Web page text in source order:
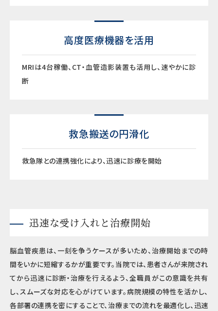
高度医療機器を活用
MRIは4台稼働、CT・血管造影装置も活用し、速やかに診
断
救急搬送の円滑化
救急隊との連携強化により、迅速に診療を開始
迅速な受け入れと治療開始
脳血管疾患は、一刻を争うケースが多いため、治療開始までの時
間をいかに短縮するかが重要です。当院では、患者さんが来院され
てから迅速に診断・治療を行えるよう、全職員がこの意識を共有
し、スムーズな対応を心がけています。病院規模の特性を活かし、
各部署の連携を密にすることで、治療までの流れを最適化し、迅速